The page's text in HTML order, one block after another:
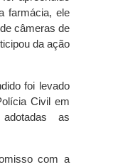
farmácia, ele
câmeras de
da ação
foi levado
Civil em
as
com a